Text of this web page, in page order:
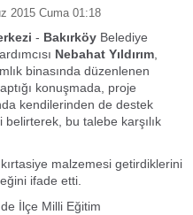
2015 Cuma 01:18
- Bakırköy Belediye
Nebahat Yıldırım
binasında düzenlenen
konuşmada, proje
kendilerinden de destek
belirterek, bu talebe karşılık
malzemesi getirdiklerini
ifade etti.
de İlçe Milli Eğitim